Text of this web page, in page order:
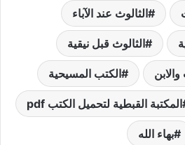
الثالوث عند الآباء
الثالوث قبل نيقية
والابن الكتب المسيحية
المكتبة القبطية لتحميل الكتب pdf
بهاء الله